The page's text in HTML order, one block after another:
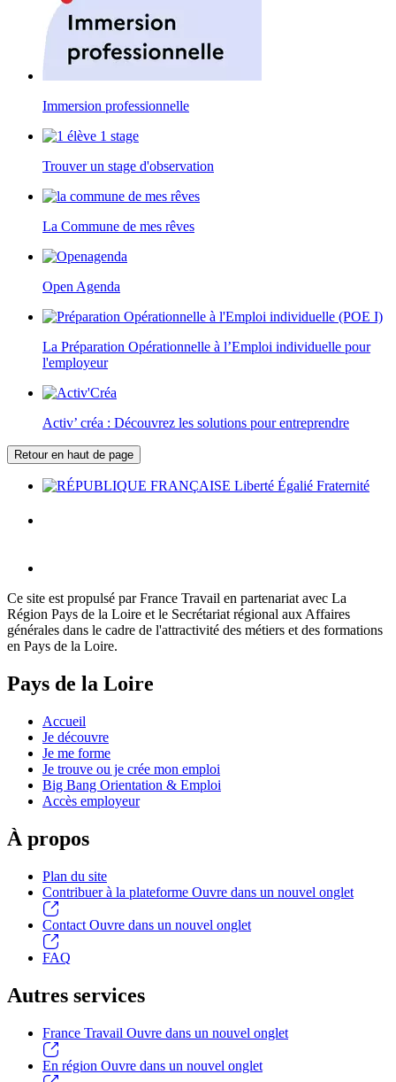
Immersion professionnelle
Trouver un stage d'observation
La Commune de mes rêves
Open Agenda
La Préparation Opérationnelle à l’Emploi individuelle pour
l'employeur
Activ’ créa : Découvrez les solutions pour entreprendre
Retour en haut de page
Ce site est propulsé par France Travail en partenariat avec La
Région Pays de la Loire et le Secrétariat régional aux Affaires
générales dans le cadre de l'attractivité des métiers et des formations
en Pays de la Loire.
Pays de la Loire
Accueil
Je découvre
Je me forme
Je trouve ou je crée mon emploi
Big Bang Orientation & Emploi
Accès employeur
À propos
Plan du site
Contribuer à la plateforme Ouvre dans un nouvel onglet
Contact Ouvre dans un nouvel onglet
FAQ
Autres services
France Travail Ouvre dans un nouvel onglet
En région Ouvre dans un nouvel onglet